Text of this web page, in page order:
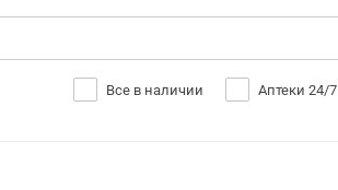
Все в наличии Аптеки 24/7